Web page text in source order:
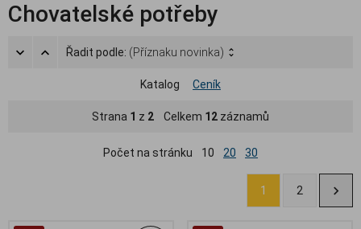
Chovatelské potřeby
Řadit podle: (Příznaku novinka)
Katalog Ceník
Strana 1 z 2 Celkem 12 záznamů
Počet na stránku 10 20 30
1 2